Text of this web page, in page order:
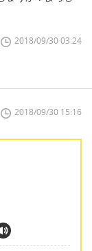
2018/09/30 03:24
2018/09/30 15:16